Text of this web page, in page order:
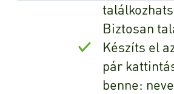
Biztosan
Készíts el
pár
benne: